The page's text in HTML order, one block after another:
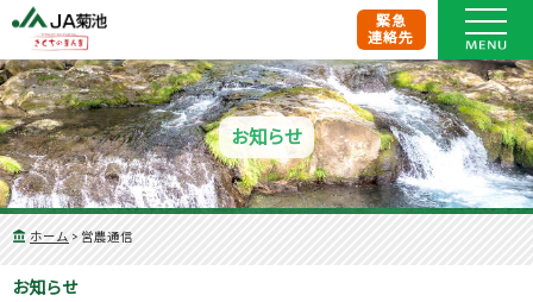
緊急
連絡先
お知らせ
ホーム > 営農通信
お知らせ